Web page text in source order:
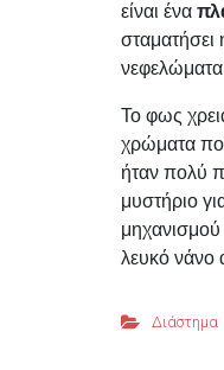
είναι ένα
σταματήσει
Το φως
χρώματα
ήταν πολύ
μυστήριο
λευκό νάνο
Διάστημα